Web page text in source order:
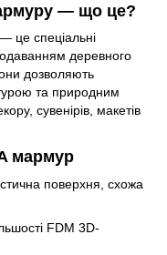
— що це?
це спеціальні
деревного
дозволяють
та природним
сувенірів, макетів
мармур
поверхня, схожа
FDM 3D-